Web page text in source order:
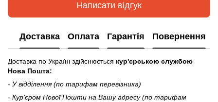
Написати відгук
Доставка Оплата Гарантія Повернення
Доставка по Україні здійснюється кур'єрською службою
Нова Пошта:
- У відділення (по тарифам перевізника)
- Кур'єром Нової Пошти на Вашу адресу (по тарифам